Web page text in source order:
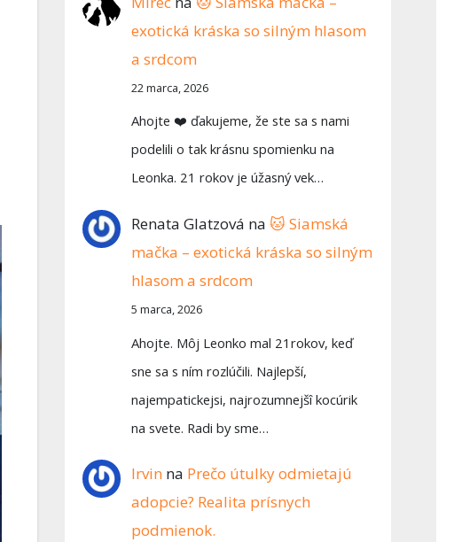
exotická kráska so silným hlasom
a srdcom
22 marca, 2026
Ahojte ❤️ ďakujeme, že ste sa s nami
podelili o tak krásnu spomienku na
Leonka. 21 rokov je úžasný vek…
Renata Glatzová na🐱 Siamská
mačka – exotická kráska so silným
hlasom a srdcom
5 marca, 2026
Ahojte. Môj Leonko mal 21rokov, keď
sne sa s ním rozlúčili. Najlepší,
najempatickejsi, najrozumnejšî kocúrik
na svete. Radi by sme…
Irvin na Prečo útulky odmietajú
adopcie? Realita prísnych
podmienok.